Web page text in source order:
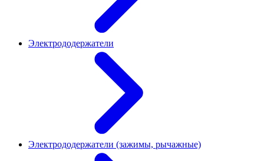
Электрододержатели
Электрододержатели (зажимы, рычажные)